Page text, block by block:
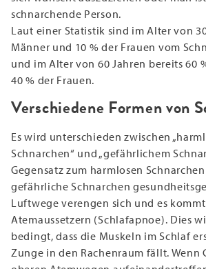
schnarchende Person.
Laut einer Statistik sind im Alter von
Männer und 10 % der Frauen vom
und im Alter von 60 Jahren bereits 60
40 % der Frauen.
Verschiedene Formen von
Es wird unterschieden zwischen
Schnarchen“ und „gefährlichem
Gegensatz zum harmlosen
gefährliche Schnarchen
Luftwege verengen sich und es
Atemaussetzern (Schlafapnoe). Dies
bedingt, dass die Muskeln im Schlaf
Zunge in den Rachenraum fällt. Wenn